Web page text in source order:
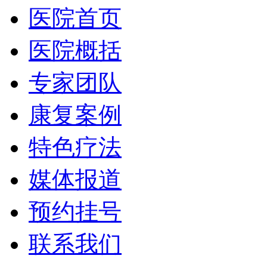
医院首页
医院概括
专家团队
康复案例
特色疗法
媒体报道
预约挂号
联系我们